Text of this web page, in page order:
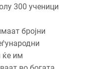
300 ученици
бројни
ќе им